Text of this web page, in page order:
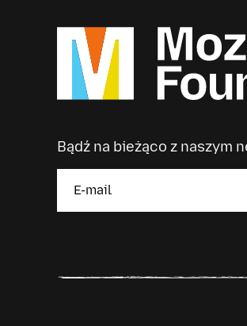
Bądź na bieżąco z naszym